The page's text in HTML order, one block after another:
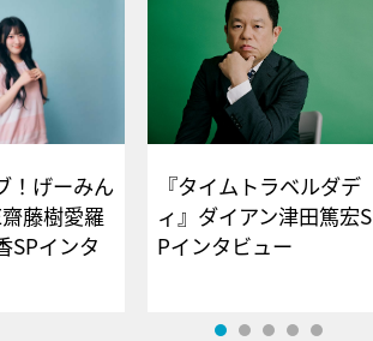
！げーみん
藤樹愛羅
SPインタ
『タイムトラベルダデ
ィ』ダイアン津田篤宏S
Pインタビュー